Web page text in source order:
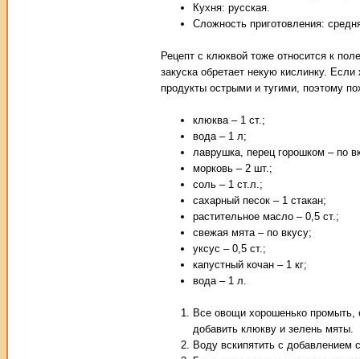
Кухня: русская.
Сложность приготовления:
Рецепт с клюквой тоже относится к
закуска обретает некую кислинку.
продукты острыми и тугими, поэтому
клюква – 1 ст.;
вода – 1 л;
лаврушка, перец горошком – по
морковь – 2 шт.;
соль – 1 ст.л.;
сахарный песок – 1 стакан;
растительное масло – 0,5 ст.;
свежая мята – по вкусу;
уксус – 0,5 ст.;
капустный кочан – 1 кг;
вода – 1 л.
Все овощи хорошенько промыть,
добавить клюкву и зелень мяты.
Воду вскипятить с добавлением